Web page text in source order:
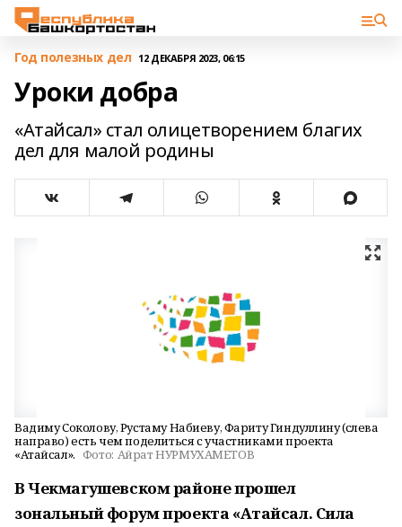
Год полезных дел 12 ДЕКАБРЯ 2023, 06:15
Уроки добра
«Атайсал» стал олицетворением благих
дел для малой родины
Вадиму Соколову, Рустаму Набиеву, Фариту Гиндуллину (слева
направо) есть чем поделиться с участниками проекта
«Атайсал». Фото: Айрат НУРМУХАМЕТОВ
В Чекмагушевском районе прошел
зональный форум проекта «Атайсал. Сила